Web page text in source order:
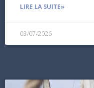
LIRE LA SUITE»
03/07/2026